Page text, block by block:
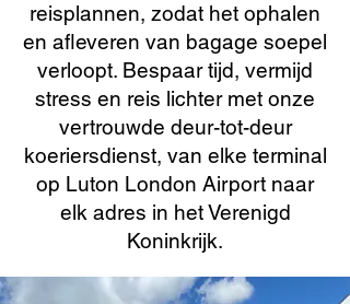
reisplannen, zodat het ophalen
en afleveren van bagage soepel
verloopt. Bespaar tijd, vermijd
stress en reis lichter met onze
vertrouwde deur-tot-deur
koeriersdienst, van elke terminal
op Luton London Airport naar
elk adres in het Verenigd
Koninkrijk.